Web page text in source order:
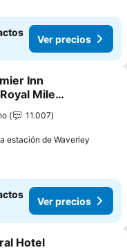
Ver precios
a favoritos
Inn
Mile
11.007
estación de Waverley
Ver precios
Hotel